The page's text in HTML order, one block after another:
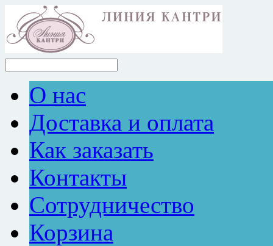
О нас
Доставка и оплата
Как заказать
Контакты
Сотрудничество
Корзина